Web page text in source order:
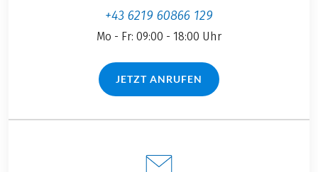
+43 6219 60866 129
Mo - Fr: 09:00 - 18:00 Uhr
JETZT ANRUFEN(LINK ÖFFNET IN NEUEM TAB)